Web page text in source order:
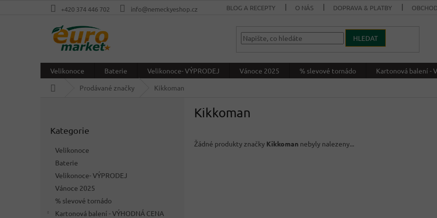
+420 374 446 702 info@nemeckyeshop.cz BLOG A RECEPTY O NÁS DOPRAVA & PLATBY
HLEDAT
Velikonoce Baterie Velikonoce- VÝPRODEJ Vánoce 2025 % slevové tornádo Kartonová balení -
Prodávané značky Kikkoman
kategorie
Kategorie
Velikonoce
Baterie
Velikonoce- VÝPRODEJ
Vánoce 2025
% slevové tornádo
Kartonová balení - VÝHODNÁ CENA
Kikkoman
Žádné produkty značky Kikkoman nebyly nalezeny...